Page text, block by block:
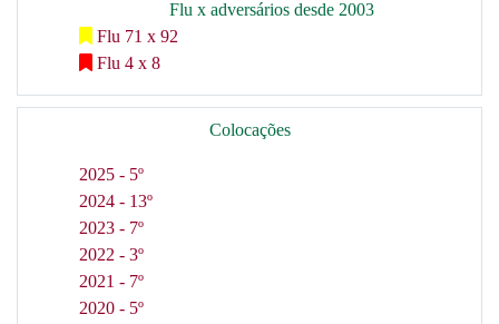
Flu x adversários desde 2003
Flu 71 x 92
Flu 4 x 8
Colocações
2025 - 5º
2024 - 13º
2023 - 7º
2022 - 3º
2021 - 7º
2020 - 5º